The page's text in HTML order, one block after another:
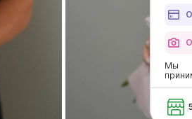
Мы